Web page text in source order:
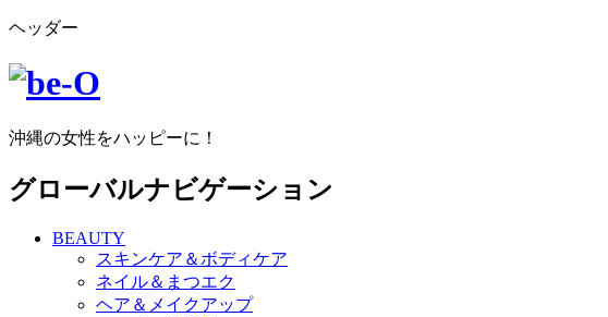
ヘッダー
沖縄の女性をハッピーに！
グローバルナビゲーション
BEAUTY
スキンケア＆ボディケア
ネイル＆まつエク
ヘア＆メイクアップ